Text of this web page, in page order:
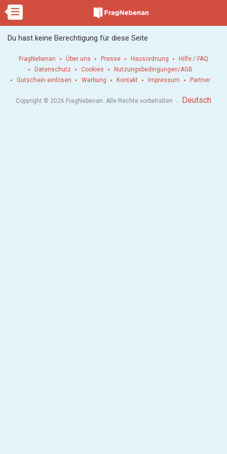
Du hast keine Berechtigung für diese Seite
FragNebenan Über uns Presse Hausordnung
Hilfe / FAQ
Datenschutz
Cookies
Nutzungsbedingungen/AGB
Gutschein einlösen
Werbung Kontakt Impressum Partner
Copyright © 2026 FragNebenan. Alle Rechte vorbehalten . Deutsch